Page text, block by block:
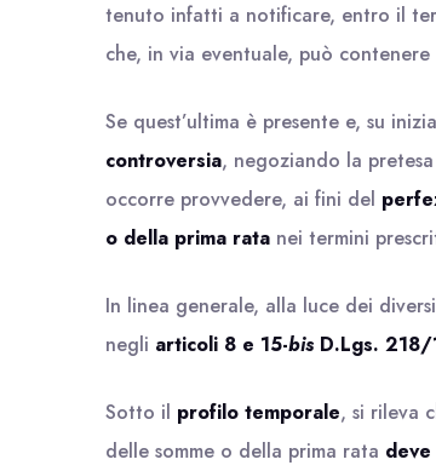
tenuto infatti a notificare, entro il
che, in via eventuale, può contenere
Se quest’ultima è presente e, su
controversia, negoziando la
occorre provvedere, ai fini del
o della prima rata nei termini
In linea generale, alla luce dei
negli articoli 8 e 15-bis D.Lgs.
Sotto il profilo temporale, si rileva
delle somme o della prima rata